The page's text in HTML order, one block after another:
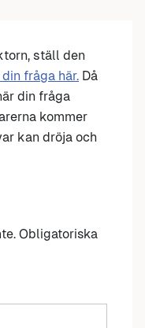
ställ den
fråga här. Då
din fråga
kommer
kan dröja och
Obligatoriska